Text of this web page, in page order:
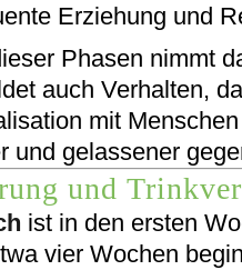
Erziehung und
Phasen nimmt
auch Verhalten,
mit
und gelassener
und
ist in den ersten
vier Wochen